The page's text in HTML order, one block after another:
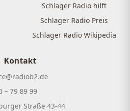
Schlager Radio hilft
Schlager Radio Preis
Schlager Radio Wikipedia
Kontakt
– 79 89 99
Straße 43-44